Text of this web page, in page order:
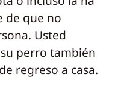
de que no
Usted
perro también
regreso a casa.